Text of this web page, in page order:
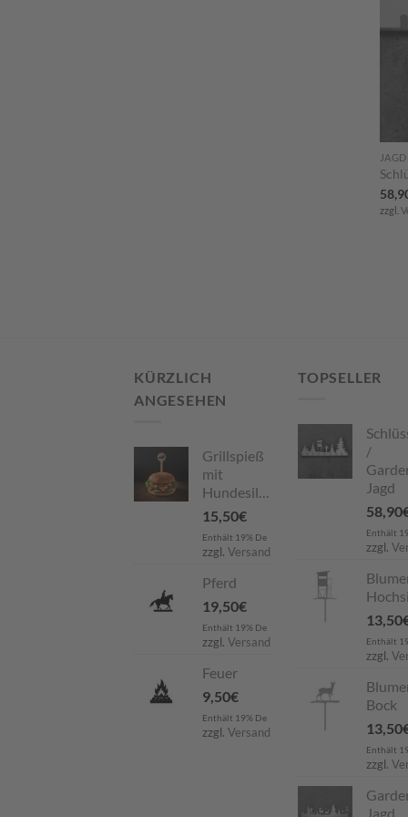
JAGD
zzgl.
KÜRZLICH
ANGESEHEN
Grillspieß
mit
Hundesilhouette
15,50€
Enthält 19% De
zzgl. Versand
Pferd
19,50€
Enthält 19% De
zzgl. Versand
Feuer
9,50€
Enthält 19% De
zzgl. Versand
TOPSELLER
/
Jagd
58,90
Enthält
zzgl.
13,50
Enthält
zzgl.
Bock
13,50
Enthält
zzgl.
Jagd